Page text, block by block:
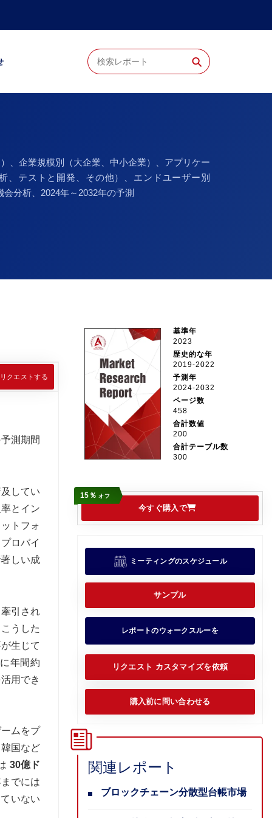
⚲
、企業規模別（大企業、中小企業）、アプリケー
テストと開発、その他）、エンドユーザー別
分析、2024年～2032年の予測
クエストする
測期間
してい
とイン
トフォ
ロバイ
しい成
引され
うした
生じて
年間約
用でき
ムをプ
国など
30億ド
でには
いない
基準年
2023
歴史的な年
2019-2022
予測年
2024-2032
ページ数
458
合計数値
200
合計テーブル数
300
今すぐ購入で
15％ オフ
ミーティングのスケジュール
サンプル
レポートのウォークスルーを
リクエスト カスタマイズを依頼
購入前に問い合わせる
関連レポート
ブロックチェーン分散型台帳市場